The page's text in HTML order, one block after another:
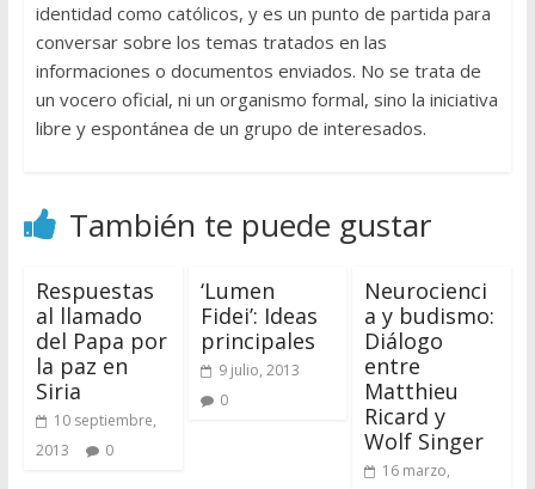
identidad como católicos, y es un punto de partida para
conversar sobre los temas tratados en las
informaciones o documentos enviados. No se trata de
un vocero oficial, ni un organismo formal, sino la iniciativa
libre y espontánea de un grupo de interesados.
También te puede gustar
Respuestas
al llamado
del Papa por
la paz en
Siria
10 septiembre,
2013
0
‘Lumen
Fidei’: Ideas
principales
9 julio, 2013
0
Neurocienci
a y budismo:
Diálogo
entre
Matthieu
Ricard y
Wolf Singer
16 marzo,